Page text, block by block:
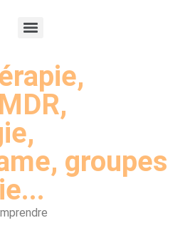
groupes